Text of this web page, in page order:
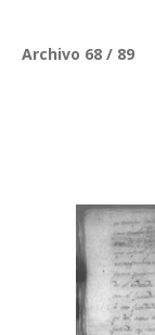
Archivo 68 / 89